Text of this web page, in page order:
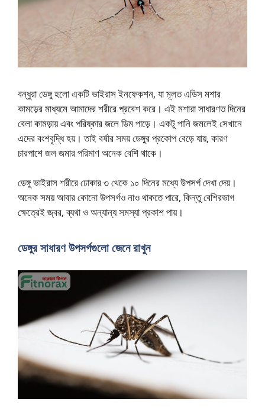
বন্ধুরা ডেঙ্গু হলো একটি ভাইরাস ইনফেকশন, যা মূলত এডিস মশার
কামড়ের মাধ্যমে আমাদের শরীরে প্রবেশ করে। এই মশারা সাধারণত দিনের
বেলা কামড়ায় এবং পরিষ্কার জলে ডিম পাড়ে। একটু পানি জমলেই সেখানে
এদের বংশবৃদ্ধি হয়। তাই বর্ষার সময় ডেঙ্গুর প্রকোপ বেড়ে যায়, কারণ
চারপাশে জল জমার পরিমাণ অনেক বেশি থাকে।
ডেঙ্গু ভাইরাস শরীরে ঢোকার ৩ থেকে ১০ দিনের মধ্যে উপসর্গ দেখা দেয়।
অনেক সময় আবার কোনো উপসর্গও নাও থাকতে পারে, কিন্তু বেশিরভাগ
ক্ষেত্রেই জ্বর, ব্যথা ও অন্যান্য সমস্যা প্রকাশ পায়।
ডেঙ্গুর সাধারণ উপসর্গগুলো জেনে রাখুন